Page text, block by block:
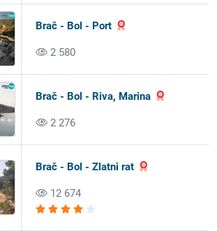
Brač - Bol - Port
2 580
Brač - Bol - Riva, Marina
2 276
Brač - Bol - Zlatni rat
12 674